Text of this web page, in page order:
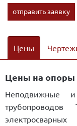
отправить заявку
Цены
Цены на опоры
Неподвижные